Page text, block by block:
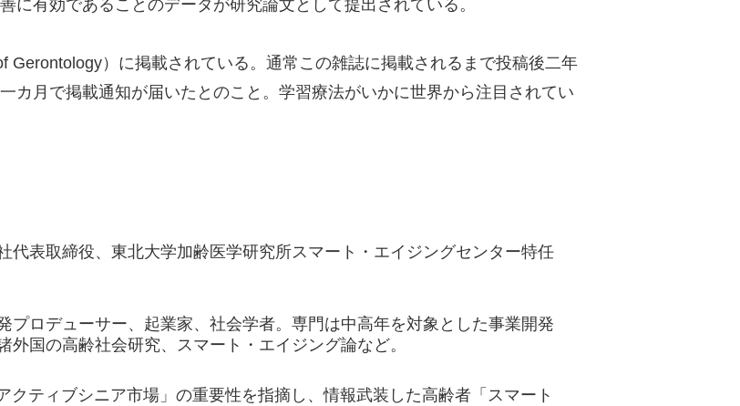
に有効であることのデータが研究論文として提出されている。
Gerontology）に掲載されている。通常この雑誌に掲載されるまで投稿後二年
カ月で掲載通知が届いたとのこと。学習療法がいかに世界から注目されてい
代表取締役、東北大学加齢医学研究所スマート・エイジングセンター特任
プロデューサー、起業家、社会学者。専門は中高年を対象とした事業開発
外国の高齢社会研究、スマート・エイジング論など。
クティブシニア市場」の重要性を指摘し、情報武装した高齢者「スマート